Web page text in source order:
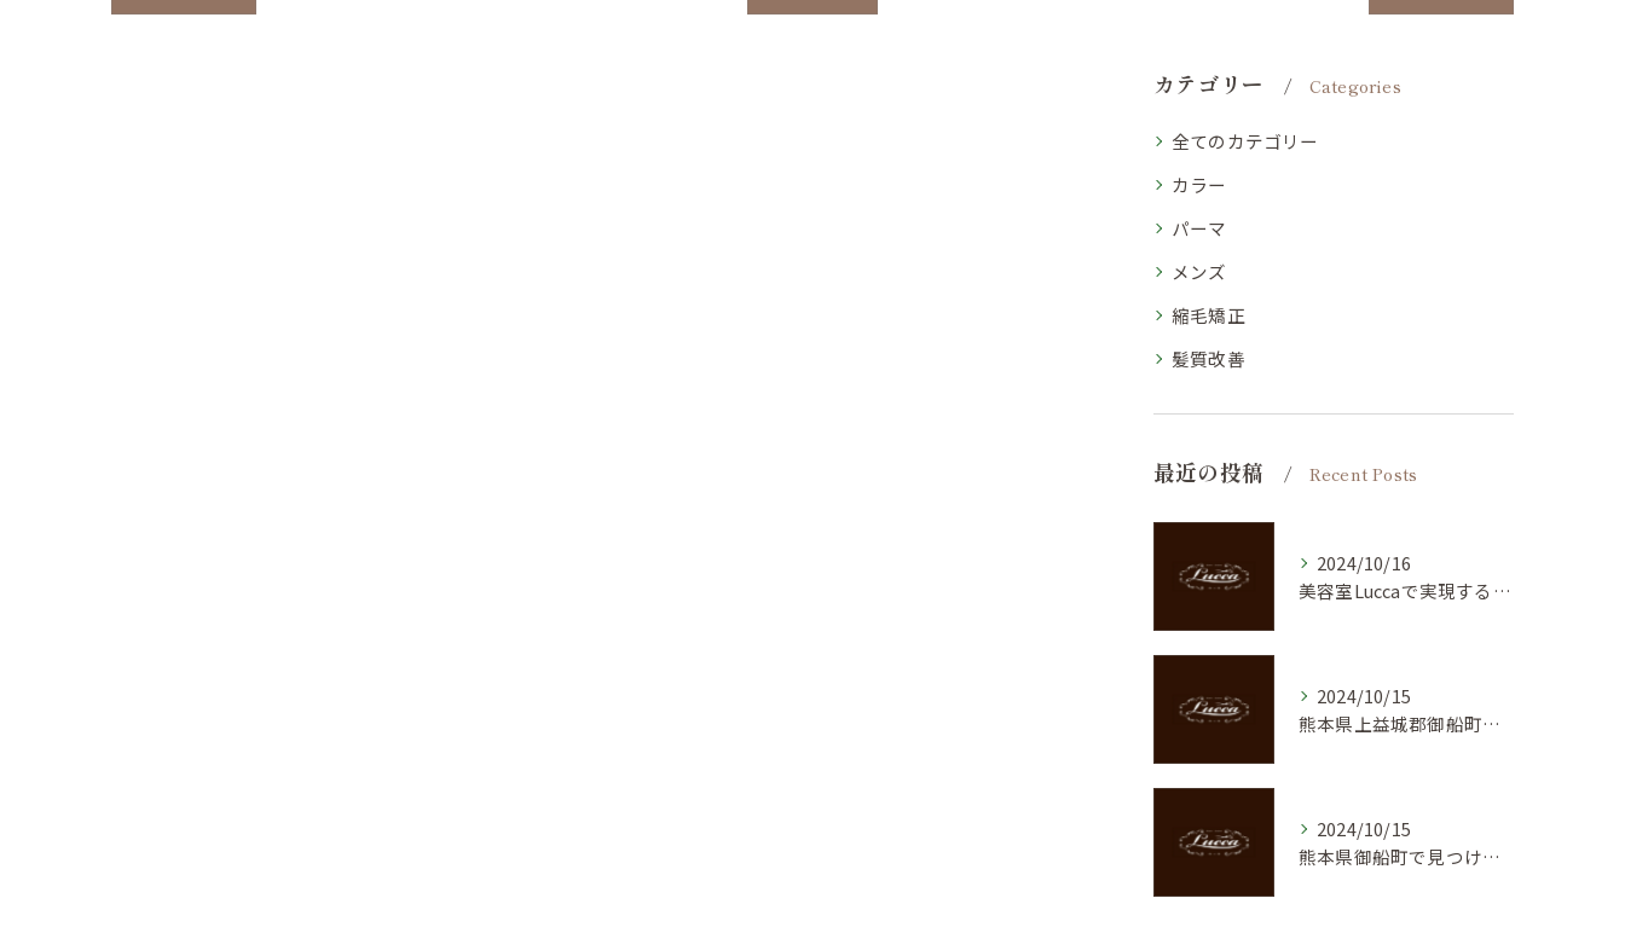
カテゴリー Categories
全てのカテゴリー
カラー
パーマ
メンズ
縮毛矯正
髪質改善
最近の投稿 Recent Posts
2024/10/16
美容室Luccaで実現する理想の髪質：御船町のトップサロンを紹介
2024/10/15
熊本県上益城郡御船町での魅力的なヘアスタイル体験！美容室の新しいトレンド
2024/10/15
熊本県御船町で見つける理想のメンズカット！ヘアサロンLuccaの魅力